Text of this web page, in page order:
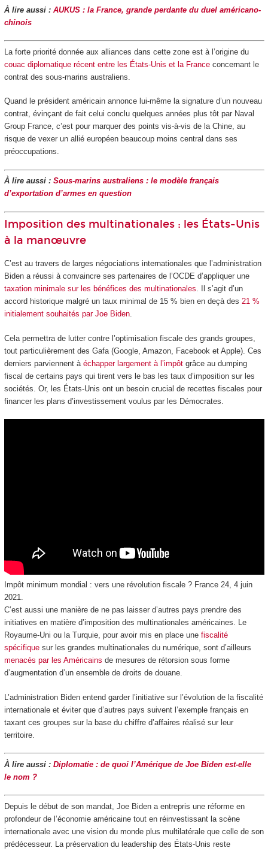
À lire aussi : AUKUS : la France, grande perdante du duel américano-
chinois
La forte priorité donnée aux alliances dans cette zone est à l’origine du
couac diplomatique récent entre les États-Unis et la Franceconcernant le
contrat des sous-marins australiens.
Quand le président américain annonce lui-même la signature d’un nouveau
contrat, évinçant de fait celui conclu quelques années plus tôt par Naval
Group France, c’est pour marquer des points vis-à-vis de la Chine, au
risque de vexer un allié européen beaucoup moins central dans ses
préoccupations.
À lire aussi : Sous-marins australiens : le modèle français
d’exportation d’armes en question
Imposition des multinationales : les États-Unis
à la manœuvre
C’est au travers de larges négociations internationales que l’administration
Biden a réussi à convaincre ses partenaires de l’OCDE d’appliquer une
taxation minimale sur les bénéfices des multinationales. Il s’agit d’un
accord historique malgré un taux minimal de 15 % bien en deçà des 21 %
initialement souhaités par Joe Biden.
Cela permettra de lutter contre l’optimisation fiscale des grands groupes,
tout particulièrement des Gafa (Google, Amazon, Facebook et Apple). Ces
derniers parviennent à échapper largement à l’impôtgrâce au dumping
fiscal de certains pays qui tirent vers le bas les taux d’imposition sur les
sociétés. Or, les États-Unis ont un besoin crucial de recettes fiscales pour
financer les plans d’investissement voulus par les Démocrates.
Impôt minimum mondial : vers une révolution fiscale ? France 24, 4 juin
2021.
C’est aussi une manière de ne pas laisser d’autres pays prendre des
initiatives en matière d’imposition des multinationales américaines. Le
Royaume-Uni ou la Turquie, pour avoir mis en place une fiscalité
spécifiquesur les grandes multinationales du numérique, sont d’ailleurs
menacés par les Américains de mesures de rétorsion sous forme
d’augmentation d’un ensemble de droits de douane.
L’administration Biden entend garder l’initiative sur l’évolution de la fiscalité
internationale et éviter que d’autres pays suivent l’exemple français en
taxant ces groupes sur la base du chiffre d’affaires réalisé sur leur
territoire.
À lire aussi : Diplomatie : de quoi l’Amérique de Joe Biden est-elle
le nom ?
Depuis le début de son mandat, Joe Biden a entrepris une réforme en
profondeur de l’économie américaine tout en réinvestissant la scène
internationale avec une vision du monde plus multilatérale que celle de son
prédécesseur. La préservation du leadership des États-Unis reste